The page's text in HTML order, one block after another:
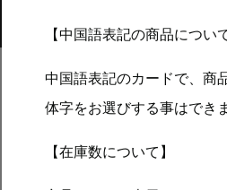
【中国語表記の商品につい
中国語表記のカードで、商
体字をお選びする事はでき
【在庫数について】